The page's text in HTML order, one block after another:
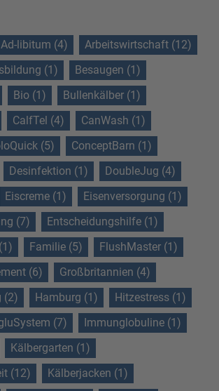
Ad-libitum (4)
Arbeitswirtschaft (12)
(1)
Besaugen (1)
Bio (1)
Bullenkälber (1)
CalfTel (4)
CanWash (1)
(5)
ConceptBarn (1)
Desinfektion (1)
DoubleJug (4)
Eiscreme (1)
Eisenversorgung (1)
(7)
Entscheidungshilfe (1)
Familie (5)
FlushMaster (1)
(6)
Großbritannien (4)
(2)
Hamburg (1)
Hitzestress (1)
(7)
Immunglobuline (1)
Kälbergarten (1)
(12)
Kälberjacken (1)